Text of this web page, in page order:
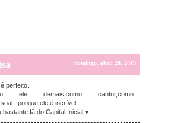
domingo, abril 28, 2013
é perfeito.
ele demais,como cantor,como
ele é incrível
bastante fã do Capital Inicial.♥